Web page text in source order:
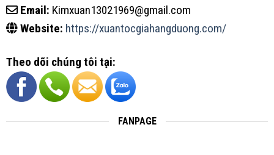
Email: Kimxuan13021969@gmail.com
Website: https://xuantocgiahangduong.com/
Theo dõi chúng tôi tại:
FANPAGE